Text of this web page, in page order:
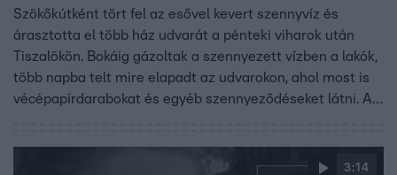
Szökőkútként tört fel az esővel kevert szennyvíz és
árasztotta el több ház udvarát a pénteki viharok után
Tiszalökön. Bokáig gázoltak a szennyezett vízben a lakók,
több napba telt mire elapadt az udvarokon, ahol most is
vécépapírdarabokat és egyéb szennyeződéseket látni. Az
felszámolni, mert szerintük a heves esőzésekkel ezért
3:14